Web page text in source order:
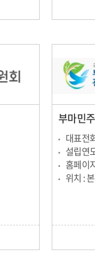
부마민
대표전
설립연
홈페이
위치 :